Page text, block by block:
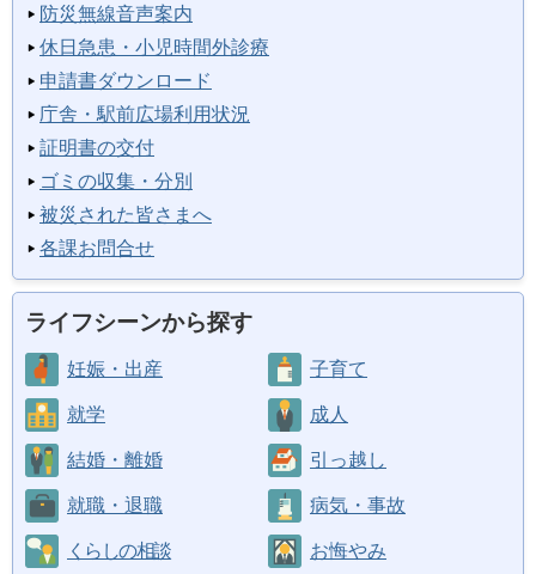
防災無線音声案内
休日急患・小児時間外診療
申請書ダウンロード
庁舎・駅前広場利用状況
証明書の交付
ゴミの収集・分別
被災された皆さまへ
各課お問合せ
ライフシーンから探す
妊娠・出産 子育て
就学 成人
結婚・離婚 引っ越し
就職・退職 病気・事故
くらしの相談 お悔やみ